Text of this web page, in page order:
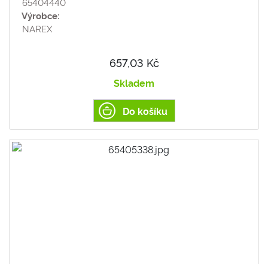
Výrobce:
NAREX
657,03 Kč
Skladem
Do košíku